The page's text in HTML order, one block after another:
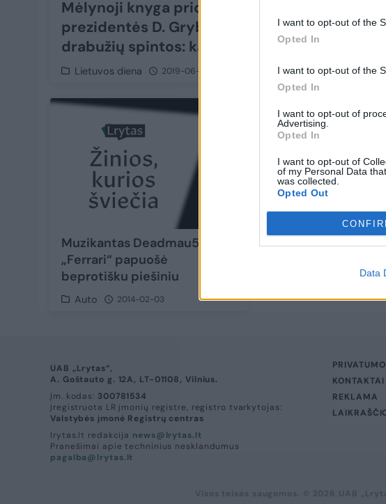
I want to opt-out of the
Opted In
I want to opt-out of the
Opted In
I want to opt-out of
Advertising.
Opted In
I want to opt-out of
of my Personal Data
was collected.
Opted Out
Data
Mėlynoji knyga priderinta prie
prezidentės D. Grybauskaitės
drabužių spintos: kas joje nutylėta
Lietuvos diena 2019-06-09
Muzikantas Deadmau5 savo
„Ferrari“ papuošė
beprotišku piešiniu
Auto 2014-02-03
UAB „Lrytas“,
A. Goštauto g. 12A, LT-01108, Vilnius.
Įm. kodas: 300781534
Įregistruota LR įmonių registre, registro tvarkytojas:
Valstybės įmonė Registrų centras
lrytas.lt redakcija news@lrytas.lt
Pranešimai apie techninius nesklandumus
pagalba@lrytas.lt
KONTAKTAI
REKLAMA